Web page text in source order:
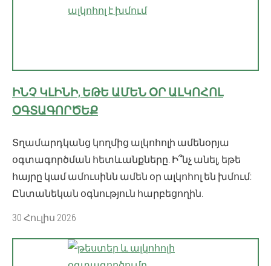
ԻՆՉ ԿԼԻՆԻ, ԵԹԵ ԱՄԵՆ ՕՐ ԱԼԿՈՀՈԼ
ՕԳՏԱԳՈՐԾԵՔ
Տղամարդկանց կողմից ալկոհոլի ամենօրյա
օգտագործման հետևանքները. Ի՞նչ անել, եթե
հայրը կամ ամուսինն ամեն օր ալկոհոլ են խմում:
Ընտանեկան օգնություն հարբեցողին.
30 Հուլիս 2026